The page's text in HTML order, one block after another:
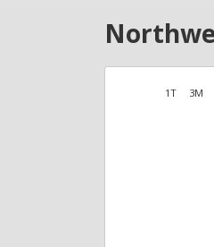
1T 3M